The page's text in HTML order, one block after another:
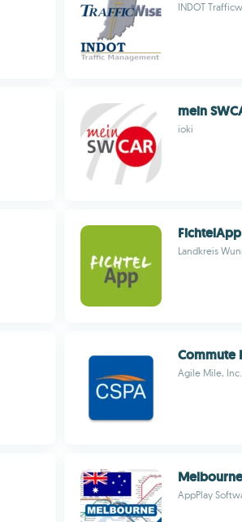
INDOT
mein
ioki
FichtelApp
Landkreis
Commute
Agile Mile, Inc.
AppPlay